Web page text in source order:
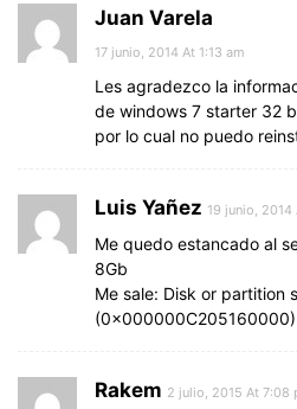
Juan Varela
17 junio, 2014 At 1:13 am
Les agradezco la
de windows 7 starter 32
por lo cual no puedo
Luis Yañez 19 junio, 2014
Me quedo estancado al
8Gb
Me sale: Disk or partition
(0x000000C205160000)
Rakem 2 julio, 2015 At 7:08